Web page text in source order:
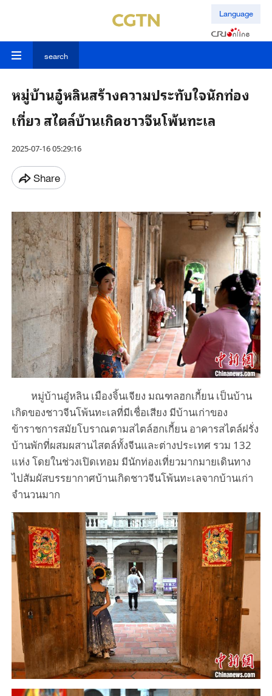
Language
search
หมู่บ้านอู๋หลินสร้างความประทับใจนักท่อง
เที่ยว สไตล์บ้านเกิดชาวจีนโพ้นทะเล
2025-07-16 05:29:16
Share
หมู่บ้านอู๋หลิน เมืองจิ้นเจียง มณฑลฮกเกี้ยน เป็นบ้าน
เกิดของชาวจีนโพ้นทะเลที่มีเชื่อเสียง มีบ้านเก่าของ
ข้าราชการสมัยโบราณตามสไตล์ฮกเกี้ยน อาคารสไตล์ฝรั่ง
บ้านพักที่ผสมผสานไสตล์ทั้งจีนและต่างประเทศ รวม 132
แห่ง โดยในช่วงเปิดเทอม มีนักท่องเที่ยวมากมายเดินทาง
ไปสัมผัสบรรยากาศบ้านเกิดชาวจีนโพ้นทะเลจากบ้านเก่า
จำนวนมาก